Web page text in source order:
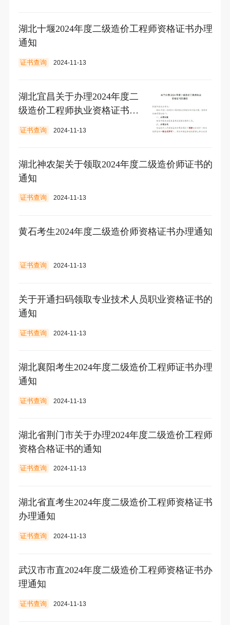
湖北十堰2024年度二级造价工程师资格证书办理
通知
证书查询 2024-11-13
湖北宜昌关于办理2024年度二
级造价工程师执业资格证书的
通知
证书查询 2024-11-13
湖北神农架关于领取2024年度二级造价师证书的
通知
证书查询 2024-11-13
黄石考生2024年度二级造价师资格证书办理通知
证书查询 2024-11-13
关于开通扫码领取专业技术人员职业资格证书的
通知
证书查询 2024-11-13
湖北襄阳考生2024年度二级造价工程师证书办理
通知
证书查询 2024-11-13
湖北省荆门市关于办理2024年度二级造价工程师
资格合格证书的通知
证书查询 2024-11-13
湖北省直考生2024年度二级造价工程师资格证书
办理通知
证书查询 2024-11-13
武汉市市直2024年度二级造价工程师资格证书办
理通知
证书查询 2024-11-13